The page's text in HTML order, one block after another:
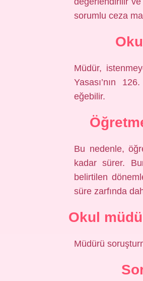
sorumlu ceza
Müdür,
Yasası’nın
eğebilir.
Bu nedenle,
kadar sürer.
belirtilen
süre zarfında
Okul
Müdürü